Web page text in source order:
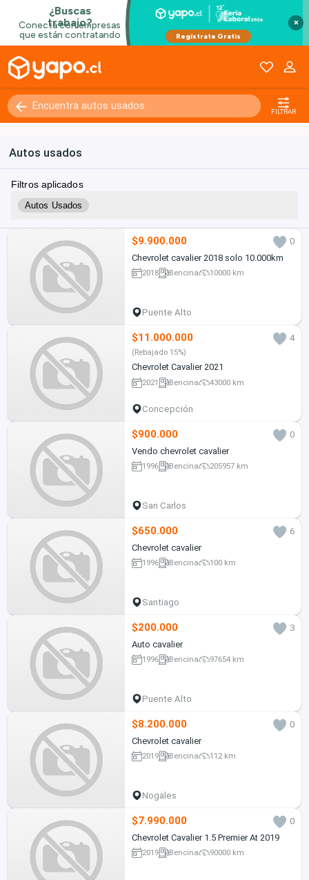
×
FILTRAR
Autos usados
Filtros aplicados
Autos Usados
$9.900.000
0
Chevrolet cavalier 2018 solo 10.000km
2018 Bencina 10000 km
Puente Alto
$11.000.000 4
(Rebajado 15%)
Chevrolet Cavalier 2021
2021 Bencina 43000 km
Concepción
$900.000
0
Vendo chevrolet cavalier
1996 Bencina 205957 km
San Carlos
$650.000
6
Chevrolet cavalier
1996 Bencina 100 km
Santiago
$200.000
3
Auto cavalier
1996 Bencina 97654 km
Puente Alto
$8.200.000
0
Chevrolet cavalier
2019 Bencina 112 km
Nogales
$7.990.000
0
Chevrolet Cavalier 1.5 Premier At 2019
2019 Bencina 90000 km